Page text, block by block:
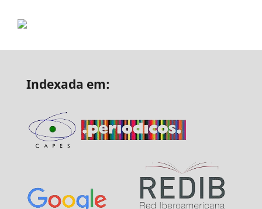
Indexada em: